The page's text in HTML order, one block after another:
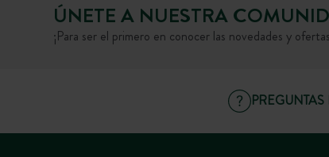
ÚNETE A NUESTRA
¡Para ser el primero en conocer las novedades y